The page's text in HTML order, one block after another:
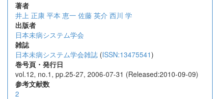
著者
井上 正康 平本 恵一 佐藤 英介 西川 学
出版者
日本未病システム学会
雑誌
日本未病システム学会雑誌 (ISSN:13475541)
巻号頁・発行日
vol.12, no.1, pp.25-27, 2006-07-31 (Released:2010-09-09)
参考文献数
2